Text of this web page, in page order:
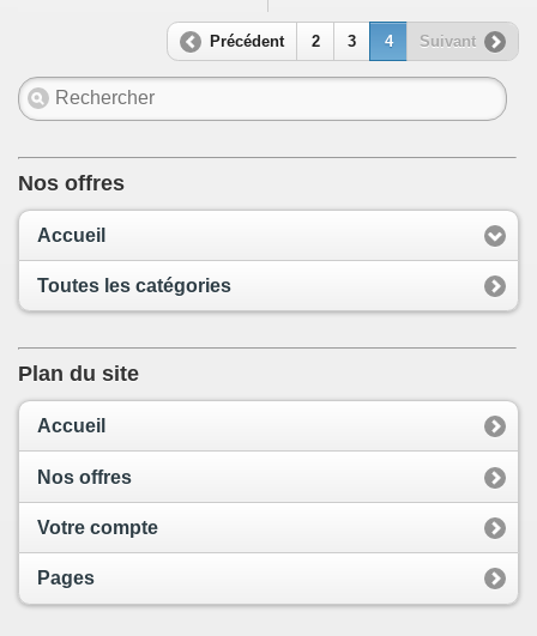
Précédent 2 3 4 Suivant
Nos offres
Accueil
Toutes les catégories
Plan du site
Accueil
Nos offres
Votre compte
Pages